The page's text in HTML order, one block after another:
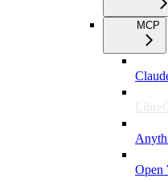
MCP
Open